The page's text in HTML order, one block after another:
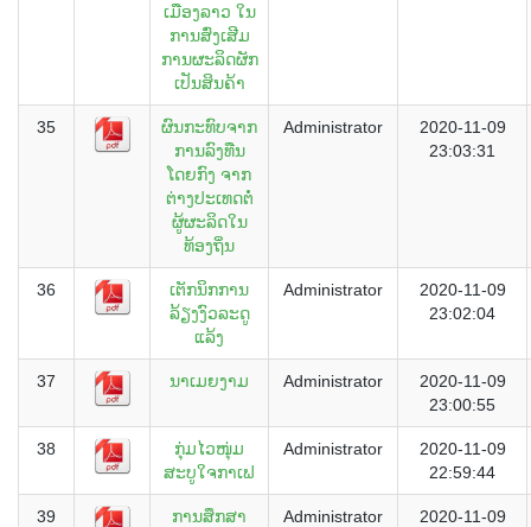
ເມືອງລາວ ໃນ
ການສົ່ງເສີມ
ການຜະລິດຜັກ
ເປັນສິນຄ້າ
35
ຜົນກະທົບຈາກ
ການລົງທືນ
ໂດຍກົງ ຈາກ
ຕ່າງປະເທດຕໍ່
ຜູ້ຜະລິດໃນ
ທ້ອງຖິ່ນ
Administrator
2020-11-09
23:03:31
36
ເຕັກນິກການ
ລ້ຽງງົວລະດູ
ແລ້ງ
Administrator
2020-11-09
23:02:04
37 ນາເມຍງາມ Administrator
2020-11-09
23:00:55
38
ກຸ່ມໄວໜຸ່ມ
ສະບູໃຈກາເຟ
Administrator
2020-11-09
22:59:44
39
ການສຶກສາ
Administrator
2020-11-09